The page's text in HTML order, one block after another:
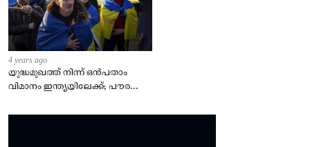
4 years ago
യുദ്ധമുഖത്ത് നിന്ന് ഒൻപതാം
വിമാനം ഇന്ത്യയിലേക്ക്; പൗരന്മാർ
– കേന്ദ്രം